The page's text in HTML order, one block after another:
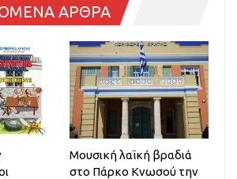
ΑΡΘΡΑ
Μουσική λαϊκή βραδιά
στο Πάρκο Κνωσού την